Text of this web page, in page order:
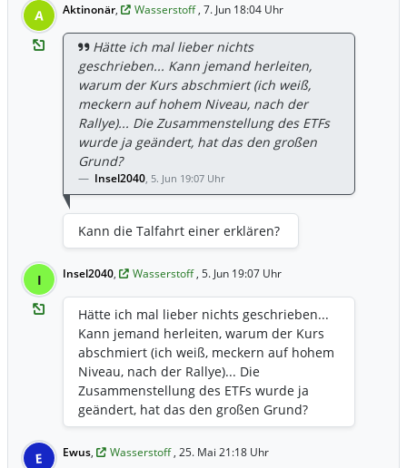
A Aktinonär, Wasserstoff, 7. Jun 18:04 Uhr
Hätte ich mal lieber nichts
geschrieben... Kann jemand herleiten,
warum der Kurs abschmiert (ich weiß,
meckern auf hohem Niveau, nach der
Rallye)... Die Zusammenstellung des ETFs
wurde ja geändert, hat das den großen
Grund?
Insel2040, 5. Jun 19:07 Uhr
Kann die Talfahrt einer erklären?
I Insel2040, Wasserstoff, 5. Jun 19:07 Uhr
Hätte ich mal lieber nichts geschrieben...
Kann jemand herleiten, warum der Kurs
abschmiert (ich weiß, meckern auf hohem
Niveau, nach der Rallye)... Die
Zusammenstellung des ETFs wurde ja
geändert, hat das den großen Grund?
E Ewus, Wasserstoff, 25. Mai 21:18 Uhr